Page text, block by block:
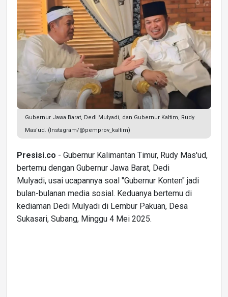
Gubernur Jawa Barat, Dedi Mulyadi, dan Gubernur Kaltim, Rudy
Mas'ud. (Instagram/@pemprov_kaltim)
Presisi.co - Gubernur Kalimantan Timur, Rudy Mas'ud,
bertemu dengan Gubernur Jawa Barat, Dedi
Mulyadi, usai ucapannya soal "Gubernur Konten" jadi
bulan-bulanan media sosial. Keduanya bertemu di
kediaman Dedi Mulyadi di Lembur Pakuan, Desa
Sukasari, Subang, Minggu 4 Mei 2025.